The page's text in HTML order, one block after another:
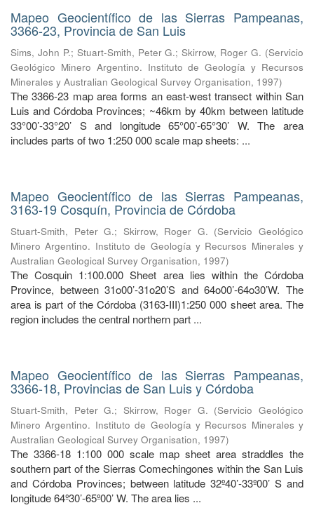
Mapeo Geocientífico de las Sierras Pampeanas,
3366-23, Provincia de San Luis
Sims, John P.; Stuart-Smith, Peter G.;Skirrow, Roger G. (Servicio
Geológico Minero Argentino. Instituto de Geología y Recursos
Minerales y Australian Geological Survey Organisation, 1997)
The 3366-23 map area forms an east-west transect within San
Luis and Córdoba Provinces; ~46km by 40km between latitude
33°00’-33°20’ S and longitude 65°00’-65°30’ W. The area
includes parts of two 1:250 000 scale map sheets: ...
Mapeo Geocientífico de las Sierras Pampeanas,
3163-19 Cosquín, Provincia de Córdoba
Stuart-Smith, Peter G.; Skirrow, Roger G. (Servicio Geológico
Minero Argentino. Instituto de Geología y Recursos Minerales y
Australian Geological Survey Organisation, 1997)
The Cosquin 1:100.000 Sheet area lies within the Córdoba
Province, between 31o00’-31o20’S and 64o00’-64o30’W. The
area is part of the Córdoba (3163-III)1:250 000 sheet area. The
region includes the central northern part ...
Mapeo Geocientífico de las Sierras Pampeanas,
3366-18, Provincias de San Luis y Córdoba
Stuart-Smith, Peter G.; Skirrow, Roger G. (Servicio Geológico
Minero Argentino. Instituto de Geología y Recursos Minerales y
Australian Geological Survey Organisation, 1997)
The 3366-18 1:100 000 scale map sheet area straddles the
southern part of the Sierras Comechingones within the San Luis
and Córdoba Provinces; between latitude 32º40’-33º00’ S and
longitude 64º30’-65º00’ W. The area lies ...